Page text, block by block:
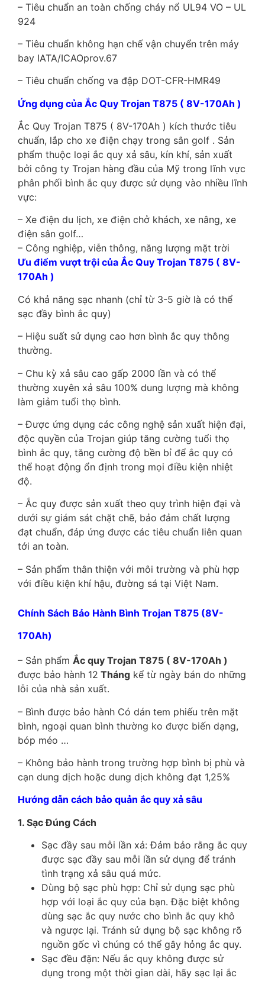
– Tiêu chuẩn an toàn chống cháy nổ UL94 VO – UL
924
– Tiêu chuẩn không hạn chế vận chuyển trên máy
bay IATA/ICAOprov.67
– Tiêu chuẩn chống va đập DOT-CFR-HMR49
Ứng dụng của Ắc Quy Trojan T875 ( 8V-170Ah )
Ắc Quy Trojan T875 ( 8V-170Ah ) kích thước tiêu
chuẩn, lắp cho xe điện chạy trong sân golf . Sản
phẩm thuộc loại ắc quy xả sâu, kín khí, sản xuất
bởi công ty Trojan hàng đầu của Mỹ trong lĩnh vực
phân phối bình ắc quy được sử dụng vào nhiều lĩnh
vực:
– Xe điện du lịch, xe điện chở khách, xe nâng, xe
điện sân golf…
– Công nghiệp, viễn thông, năng lượng mặt trời
Ưu điểm vượt trội của Ắc Quy Trojan T875 ( 8V-
170Ah )
Có khả năng sạc nhanh (chỉ từ 3-5 giờ là có thể
sạc đầy bình ắc quy)
– Hiệu suất sử dụng cao hơn bình ắc quy thông
thường.
– Chu kỳ xả sâu cao gấp 2000 lần và có thể
thường xuyên xả sâu 100% dung lượng mà không
làm giảm tuổi thọ bình.
– Được ứng dụng các công nghệ sản xuất hiện đại,
độc quyền của Trojan giúp tăng cường tuổi thọ
bình ắc quy, tăng cường độ bền bỉ để ắc quy có
thể hoạt động ổn định trong mọi điều kiện nhiệt
độ.
– Ắc quy được sản xuất theo quy trình hiện đại và
dưới sự giám sát chặt chẽ, bảo đảm chất lượng
đạt chuẩn, đáp ứng được các tiêu chuẩn liên quan
tới an toàn.
– Sản phẩm thân thiện với môi trường và phù hợp
với điều kiện khí hậu, đường sá tại Việt Nam.
Chính Sách Bảo Hành Bình Trojan T875 (8V-
170Ah)
– Sản phẩm Ắc quy Trojan T875 ( 8V-170Ah )
được bảo hành 12 Tháng kể từ ngày bán do những
lỗi của nhà sản xuất.
– Bình được bảo hành Có dán tem phiếu trên mặt
bình, ngoại quan bình thường ko được biến dạng,
bóp méo …
– Không bảo hành trong trường hợp bình bị phù và
cạn dung dịch hoặc dung dịch không đạt 1,25%
Hướng dẫn cách bảo quản ắc quy xả sâu
1. Sạc Đúng Cách
Sạc đầy sau mỗi lần xả: Đảm bảo rằng ắc quy
được sạc đầy sau mỗi lần sử dụng để tránh
tình trạng xả sâu quá mức.
Dùng bộ sạc phù hợp: Chỉ sử dụng sạc phù
hợp với loại ắc quy của bạn. Đặc biệt không
dùng sạc ắc quy nước cho bình ắc quy khô
và ngược lại. Tránh sử dụng bộ sạc không rõ
nguồn gốc vì chúng có thể gây hỏng ắc quy.
Sạc đều đặn: Nếu ắc quy không được sử
dụng trong một thời gian dài, hãy sạc lại ắc